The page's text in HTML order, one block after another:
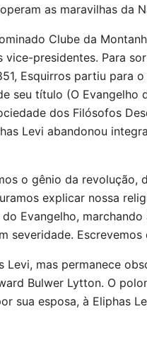
as maravilhas da
Clube da
presidentes. Para
Esquirros partiu para
seu título (O
dos Filósofos
Levi abandonou
o gênio da
explicar nossa
Evangelho,
severidade.
mas permanece
Bulwer Lytton. O
sua esposa, à Eliphas